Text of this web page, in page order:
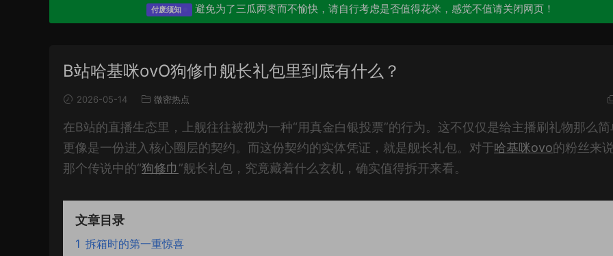
付废须知 避免为了三瓜两枣而不愉快，请自行考虑是否值得花米，感觉不值请关闭网页！
B站哈基咪ovO狗修巾舰长礼包里到底有什么？
2026-05-14 微密热点
在B站的直播生态里，上舰往往被视为一种“用真金白银投票”的行为。这不仅仅是给主播刷礼物那么简
更像是一份进入核心圈层的契约。而这份契约的实体凭证，就是舰长礼包。对于哈基咪ovo的粉丝来说
那个传说中的“狗修巾”舰长礼包，究竟藏着什么玄机，确实值得拆开来看。
文章目录
1 拆箱时的第一重惊喜